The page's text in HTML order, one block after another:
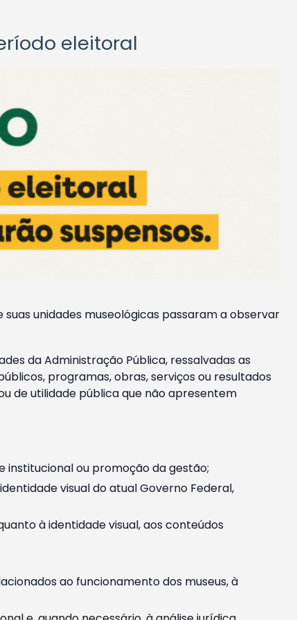
eleitoral
unidades museológicas passaram a observar
da Administração Pública, ressalvadas as
programas, obras, serviços ou resultados
de utilidade pública que não apresentem
ou promoção da gestão;
visual do atual Governo Federal,
à identidade visual, aos conteúdos
ao funcionamento dos museus, à